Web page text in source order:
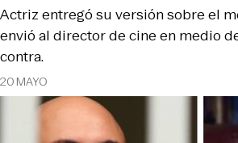
20 MAYO
Actriz entregó su versión sobre el
envió al director de cine en medio
contra.